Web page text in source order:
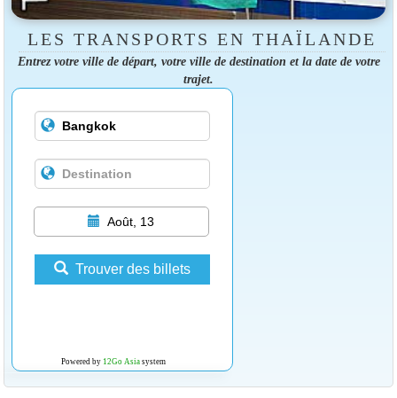
LES TRANSPORTS EN THAÏLANDE
Entrez votre ville de départ, votre ville de destination et la date de votre
trajet.
Août, 13
Trouver des billets
Powered by 12Go Asiasystem